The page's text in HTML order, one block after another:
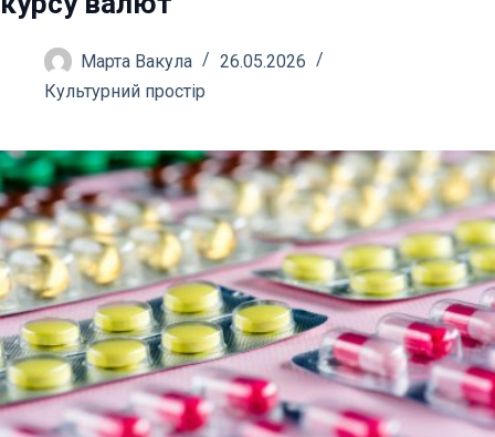
Марта Вакула
26.05.2026
Культурний простір